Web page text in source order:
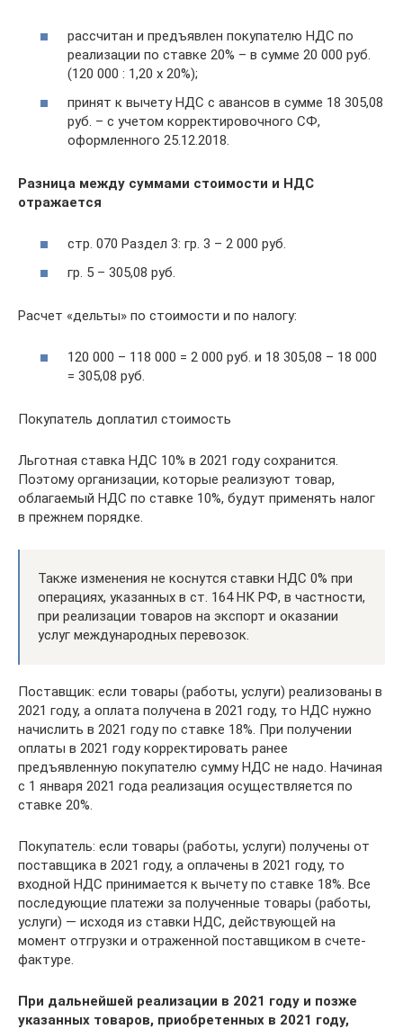
рассчитан и предъявлен покупателю НДС по
реализации по ставке 20% – в сумме 20 000 руб.
(120 000 : 1,20 х 20%);
принят к вычету НДС с авансов в сумме 18 305,08
руб. – с учетом корректировочного СФ,
оформленного 25.12.2018.
Разница между суммами стоимости и НДС
отражается
стр. 070 Раздел 3: гр. 3 – 2 000 руб.
гр. 5 – 305,08 руб.
Расчет «дельты» по стоимости и по налогу:
120 000 – 118 000 = 2 000 руб. и 18 305,08 – 18 000
= 305,08 руб.
Покупатель доплатил стоимость
Льготная ставка НДС 10% в 2021 году сохранится.
Поэтому организации, которые реализуют товар,
облагаемый НДС по ставке 10%, будут применять налог
в прежнем порядке.
Также изменения не коснутся ставки НДС 0% при
операциях, указанных в ст. 164 НК РФ, в частности,
при реализации товаров на экспорт и оказании
услуг международных перевозок.
Поставщик: если товары (работы, услуги) реализованы в
2021 году, а оплата получена в 2021 году, то НДС нужно
начислить в 2021 году по ставке 18%. При получении
оплаты в 2021 году корректировать ранее
предъявленную покупателю сумму НДС не надо. Начиная
с 1 января 2021 года реализация осуществляется по
ставке 20%.
Покупатель: если товары (работы, услуги) получены от
поставщика в 2021 году, а оплачены в 2021 году, то
входной НДС принимается к вычету по ставке 18%. Все
последующие платежи за полученные товары (работы,
услуги) — исходя из ставки НДС, действующей на
момент отгрузки и отраженной поставщиком в счете-
фактуре.
При дальнейшей реализации в 2021 году и позже
указанных товаров, приобретенных в 2021 году,